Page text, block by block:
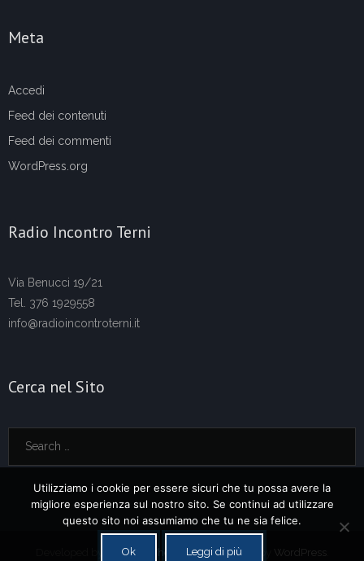
Meta
Accedi
Feed dei contenuti
Feed dei commenti
WordPress.org
Radio Incontro Terni
Via Benucci 19/21
Tel. 376 1929558
info@radioincontroterni.it
Cerca nel Sito
Think Up Themes Ltd. Powered by WordPress
Utilizziamo i cookie per essere sicuri che tu possa avere la
migliore esperienza sul nostro sito. Se continui ad utilizzare
questo sito noi assumiamo che tu ne sia felice.
Ok Leggi di più